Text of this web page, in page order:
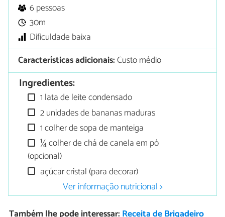
6 pessoas
30m
Dificuldade baixa
Características adicionais:Custo médio
Ingredientes:
1 lata de leite condensado
2 unidades de bananas maduras
1 colher de sopa de manteiga
¼ colher de chá de canela em pó
(opcional)
açúcar cristal (para decorar)
Ver informação nutricional >